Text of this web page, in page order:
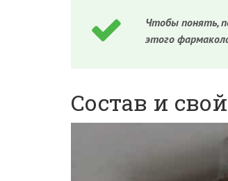
Чтобы понять,
этого
Состав и